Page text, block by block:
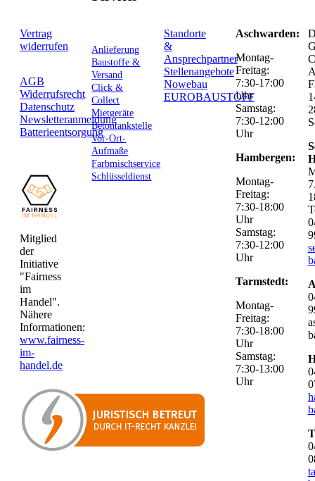
Vertrag
widerrufen
AGB
Widerrufsrecht
Datenschutz
Newsletteranmeldung
Batterieentsorgung
Mitglied
der
Initiative
"Fairness
im
Handel".
Nähere
Informationen:
www.fairness-
im-
handel.de
Anlieferung
Baustoffe &
Versand
Click &
Collect
Mietgeräte
Betontankstelle
Vor-Ort-
Aufmaße
Farbmischservice
Schlüsseldienst
Standorte
&
Ansprechpartner
Stellenangebote
Nowebau
EUROBAUSTOFF
Aschwarden:
Montag-
Freitag:
7:30-17:00
Uhr
Samstag:
7:30-12:00
Uhr
Hambergen:
Montag-
Freitag:
7:30-18:00
Uhr
Samstag:
7:30-12:00
Uhr
Tarmstedt:
Montag-
Freitag:
7:30-18:00
Uhr
Samstag:
7:30-13:00
Uhr